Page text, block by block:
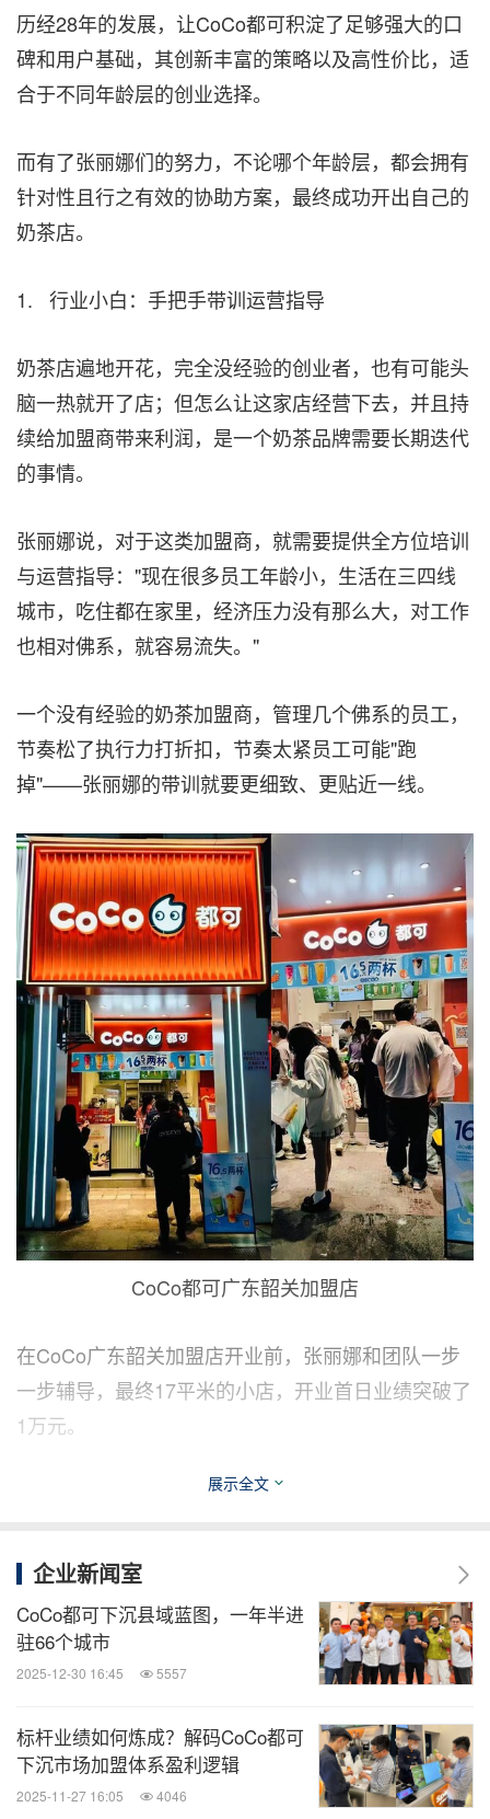
历经28年的发展，让CoCo都可积淀了足够强大的口
碑和用户基础，其创新丰富的策略以及高性价比，适
合于不同年龄层的创业选择。
而有了张丽娜们的努力，不论哪个年龄层，都会拥有
针对性且行之有效的协助方案，最终成功开出自己的
奶茶店。
1. 行业小白：手把手带训运营指导
奶茶店遍地开花，完全没经验的创业者，也有可能头
脑一热就开了店；但怎么让这家店经营下去，并且持
续给加盟商带来利润，是一个奶茶品牌需要长期迭代
的事情。
张丽娜说，对于这类加盟商，就需要提供全方位培训
与运营指导："现在很多员工年龄小，生活在三四线
城市，吃住都在家里，经济压力没有那么大，对工作
也相对佛系，就容易流失。"
一个没有经验的奶茶加盟商，管理几个佛系的员工，
节奏松了执行力打折扣，节奏太紧员工可能"跑
掉"——张丽娜的带训就要更细致、更贴近一线。
CoCo都可广东韶关加盟店
在CoCo广东韶关加盟店开业前，张丽娜和团队一步
一步辅导，最终17平米的小店，开业首日业绩突破了
1万元。
2. 有餐饮经验：费用结构解析与价值传导
这类的加盟商关注的重点，在于门店的费用结构解析
与品牌价值传导。张丽娜的做法是，算清楚这家店预
期的投入和收益，帮助他们更好的理解总部的决策，
如此在进入经营阶段效果更佳。
CoCo广东阳江加盟店，根据张丽娜的规划，在开业
之前做了充分的预热和活动宣传，开业当天一炮而
红。
展示全文
企业新闻室
CoCo都可下沉县域蓝图，一年半进
驻66个城市
2025-12-30 16:45 5557
标杆业绩如何炼成？解码CoCo都可
下沉市场加盟体系盈利逻辑
2025-11-27 16:05 4046